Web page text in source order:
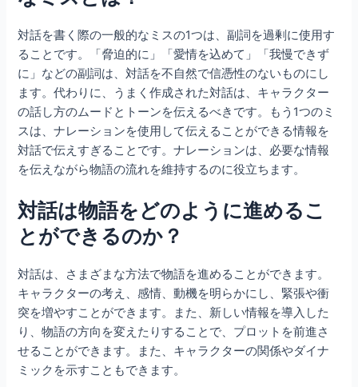
対話を書く際の一般的なミスの1つは、副詞を過剰に使用す
ることです。「脅迫的に」「愛情を込めて」「我慢できず
に」などの副詞は、対話を不自然で信憑性のないものにし
ます。代わりに、うまく作成された対話は、キャラクター
の話し方のムードとトーンを伝えるべきです。もう1つのミ
スは、ナレーションを使用して伝えることができる情報を
対話で伝えすぎることです。ナレーションは、必要な情報
を伝えながら物語の流れを維持するのに役立ちます。
対話は物語をどのように進めるこ
とができるのか？
対話は、さまざまな方法で物語を進めることができます。
キャラクターの考え、感情、動機を明らかにし、緊張や衝
突を増やすことができます。また、新しい情報を導入した
り、物語の方向を変えたりすることで、プロットを前進さ
せることができます。また、キャラクターの関係やダイナ
ミックを示すこともできます。